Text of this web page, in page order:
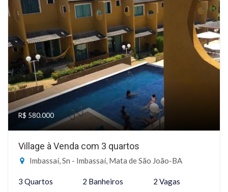
R$ 580.000
Village à Venda com 3 quartos
Imbassaí, Sn - Imbassaí, Mata de São João-BA
3 Quartos 2 Banheiros 2 Vagas